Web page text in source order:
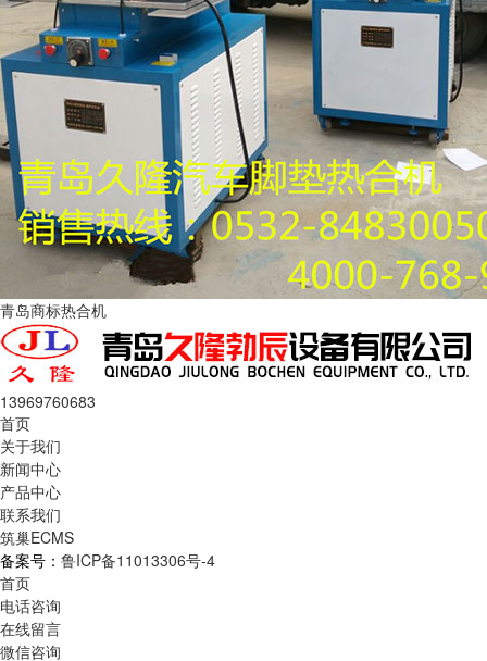
青岛商标热合机
13969760683
首页
关于我们
新闻中心
产品中心
联系我们
筑巢ECMS
备案号： 鲁ICP备11013306号-4
首页
电话咨询
在线留言
微信咨询